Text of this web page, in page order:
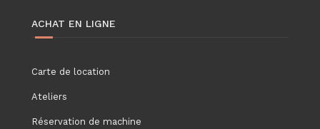
ACHAT EN LIGNE
Carte de location
Ateliers
Réservation de machine